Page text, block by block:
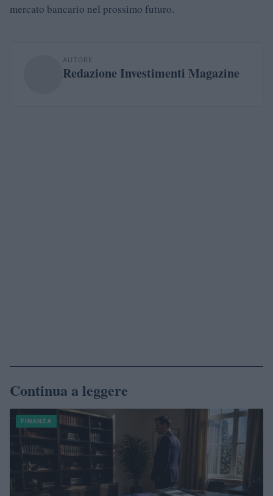
mercato bancario nel prossimo futuro.
AUTORE
Redazione Investimenti Magazine
Continua a leggere
FINANZA